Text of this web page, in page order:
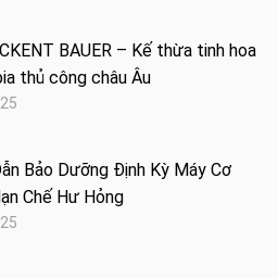
BAUER – Kế thừa tinh hoa
thủ công châu Âu
Bảo Dưỡng Định Kỳ Máy Cơ
Chế Hư Hỏng